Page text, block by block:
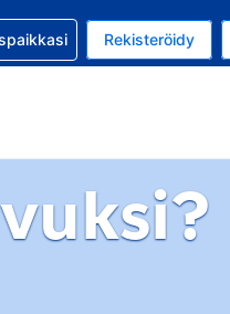
on EUR
on Suomi
kanssa Rekisteröidy